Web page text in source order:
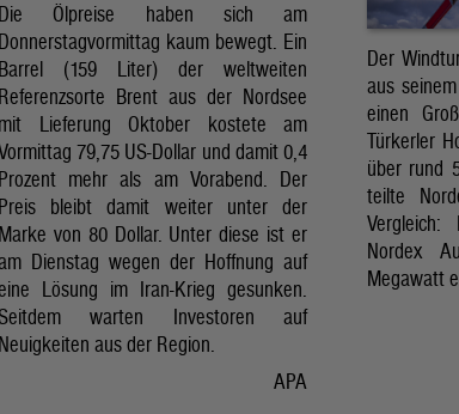
Die Ölpreise haben sich am
Donnerstagvormittag kaum bewegt. Ein
Barrel (159 Liter) der weltweiten
Referenzsorte Brent aus der Nordsee
mit Lieferung Oktober kostete am
79,75 US-Dollar und damit 0,4
Prozent mehr als am Vorabend. Der
Preis bleibt damit weiter unter der
Marke von 80 Dollar. Unter diese ist er
Dienstag wegen der Hoffnung auf
Lösung im Iran-Krieg gesunken.
warten Investoren auf
Neuigkeiten aus der Region.
APA
Der
aus
einen
Türkerler
über rund
teilte
Nordex
Megawatt